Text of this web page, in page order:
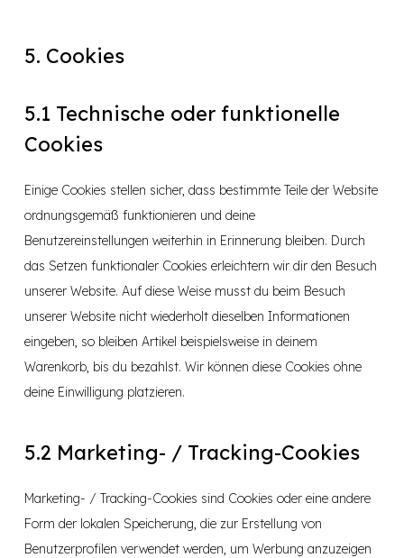
5. Cookies
5.1 Technische oder funktionelle
Cookies
Einige Cookies stellen sicher, dass bestimmte Teile der Website
ordnungsgemäß funktionieren und deine
Benutzereinstellungen weiterhin in Erinnerung bleiben. Durch
das Setzen funktionaler Cookies erleichtern wir dir den Besuch
unserer Website. Auf diese Weise musst du beim Besuch
unserer Website nicht wiederholt dieselben Informationen
eingeben, so bleiben Artikel beispielsweise in deinem
Warenkorb, bis du bezahlst. Wir können diese Cookies ohne
deine Einwilligung platzieren.
5.2 Marketing- / Tracking-Cookies
Marketing- / Tracking-Cookies sind Cookies oder eine andere
Form der lokalen Speicherung, die zur Erstellung von
Benutzerprofilen verwendet werden, um Werbung anzuzeigen